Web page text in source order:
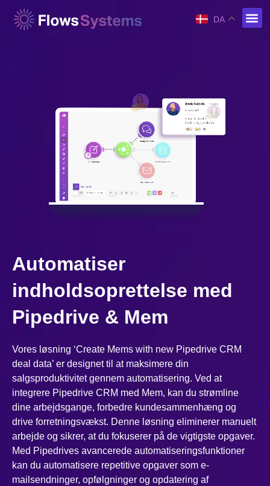
DA
Automatiser
indholdsoprettelse med
Pipedrive & Mem
Vores løsning ‘Create Mems with new Pipedrive CRM
deal data’ er designet til at maksimere din
salgsproduktivitet gennem automatisering. Ved at
integrere Pipedrive CRM med Mem, kan du strømline
dine arbejdsgange, forbedre kundesammenhæng og
drive forretningsvækst. Denne løsning eliminerer manuelt
arbejde og sikrer, at du fokuserer på de vigtigste opgaver.
Med Pipedrives avancerede automatiseringsfunktioner
kan du automatisere repetitive opgaver som e-
mailsendninger, opfølgninger og opdatering af